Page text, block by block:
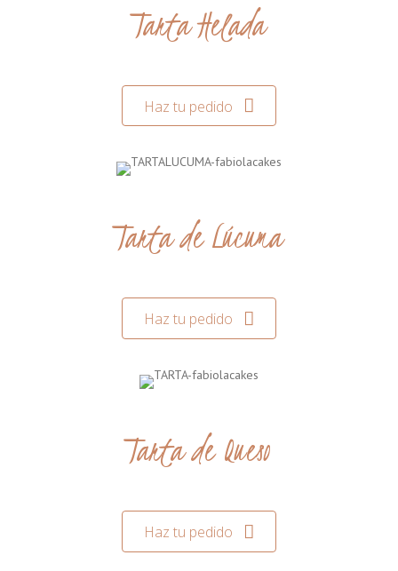
Tarta Helada
Haz tu pedido
Tarta de Lúcuma
Haz tu pedido
Tarta de Queso
Haz tu pedido